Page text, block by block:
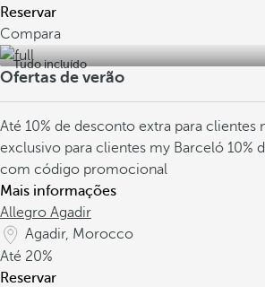
Reservar
Compara
Tudo incluído
Ofertas de verão
Até 10% de desconto extra para clientes
exclusivo para clientes my Barceló 10%
com código promocional
Mais informações
Allegro Agadir
Agadir, Morocco
Até 20%
Reservar